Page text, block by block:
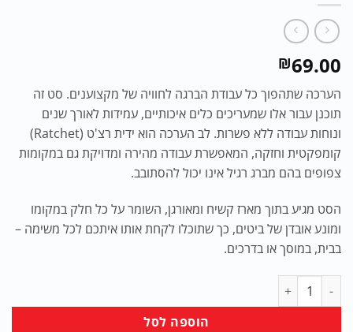
₪69.00
הערכה שתהפוך כל עבודת הברגה לחוויה של מקצוענים. סט זה
תוכנן עבור אלו שמעריכים כלים איכותיים, עמידות לאורך שנים
ונוחות עבודה ללא פשרות. לב הערכה הוא ידית רצ'ט (Ratchet)
קומפקטית וחזקה, המאפשרת עבודה מהירה ומדויקת גם במקומות
צפופים בהם מברג רגיל אינו יכול להסתובב.
הסט מגיע בתוך מארז קשיח ומאורגן, השומר על כל חלק במקומו
ומונע אובדן של ביטים, כך שתוכלו לקחת אותו איתכם לכל משימה –
בבית, במוסך או בדרכים.
כמות של סט ביטים עם רצ'ט איכותי מאוד
הוספה לסל